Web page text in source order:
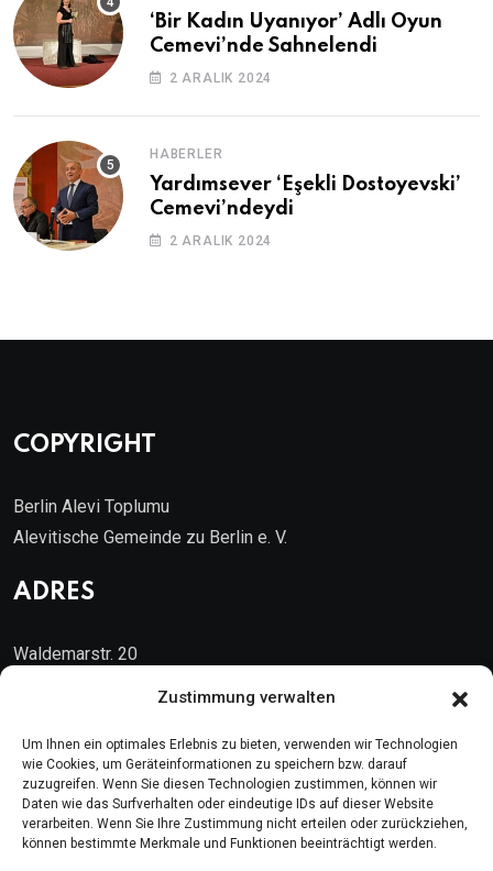
Zustimmung verwalten
Um Ihnen ein optimales Erlebnis zu bieten, verwenden wir Technologien
wie Cookies, um Geräteinformationen zu speichern bzw. darauf
zuzugreifen. Wenn Sie diesen Technologien zustimmen, können wir
Daten wie das Surfverhalten oder eindeutige IDs auf dieser Website
verarbeiten. Wenn Sie Ihre Zustimmung nicht erteilen oder zurückziehen,
können bestimmte Merkmale und Funktionen beeinträchtigt werden.
‘Bir Kadın Uyanıyor’ Adlı Oyun
Cemevi’nde Sahnelendi
2 ARALIK 2024
HABERLER
Yardımsever ‘Eşekli Dostoyevski’
Cemevi’ndeydi
2 ARALIK 2024
COPYRIGHT
Berlin Alevi Toplumu
Alevitische Gemeinde zu Berlin e. V.
ADRES
Waldemarstr. 20
Kontakt
Telefon: (030) 616 58 700
Faks : (030) 616 58 395